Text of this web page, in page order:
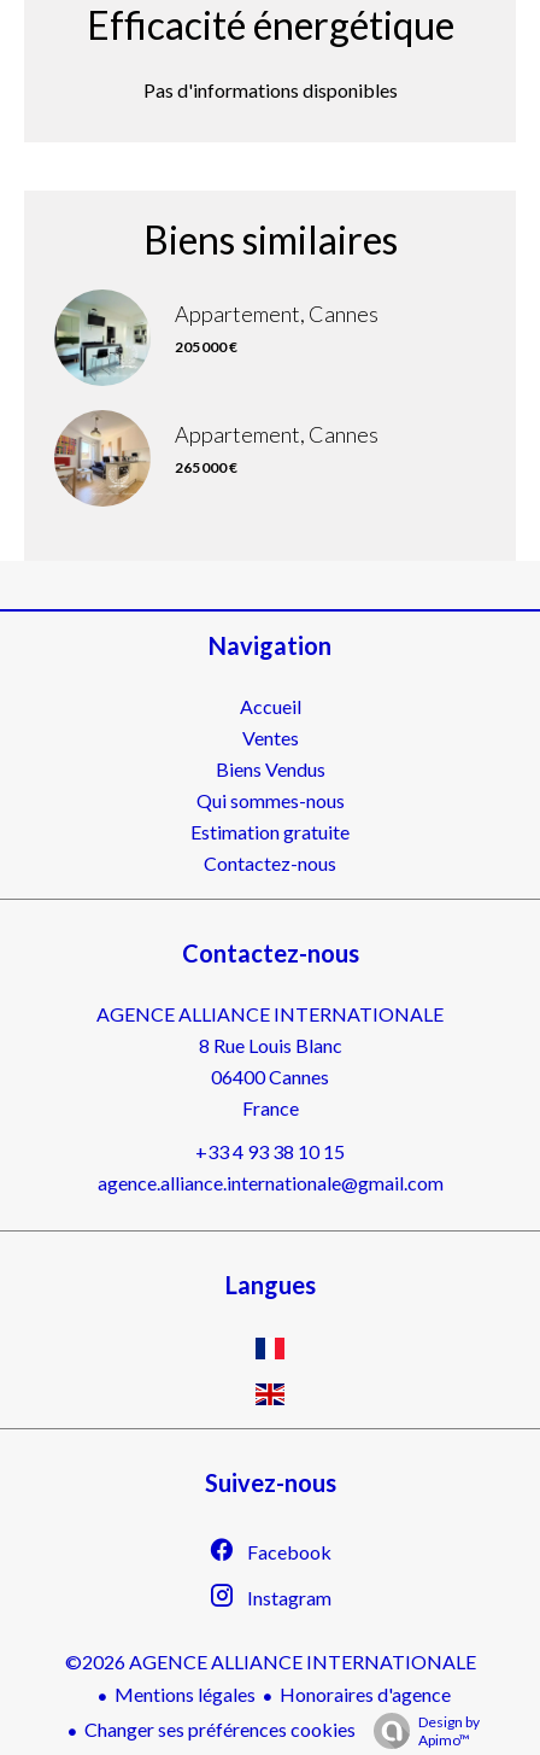
Efficacité énergétique
Pas d'informations disponibles
Biens similaires
Appartement, Cannes
205 000 €
Appartement, Cannes
265 000 €
Navigation
Accueil
Ventes
Biens Vendus
Qui sommes-nous
Estimation gratuite
Contactez-nous
Contactez-nous
AGENCE ALLIANCE INTERNATIONALE
8 Rue Louis Blanc
06400Cannes
France
+33 4 93 38 10 15
agence.alliance.internationale@gmail.com
Langues
Suivez-nous
Facebook
Instagram
©2026 AGENCE ALLIANCE INTERNATIONALE
Mentions légales
Honoraires d'agence
Changer ses préférences cookies
Design by
Apimo™